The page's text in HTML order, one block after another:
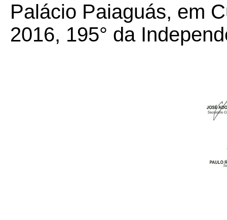
Palácio Paiaguás, em
2016, 195° da